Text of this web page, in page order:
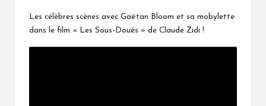
Les célèbres scènes avec Gaëtan Bloom et sa mobylette
dans le film « Les Sous-Doués » de Claude Zidi !